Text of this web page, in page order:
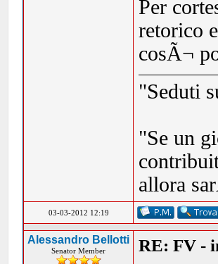
Per
retorico
cosÃ¬
"Seduti
"Se un
allora
03-03-2012 12:19
Alessandro Bellotti
Senator Member RE: FV -